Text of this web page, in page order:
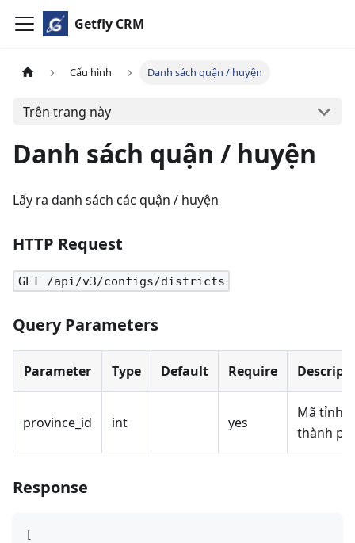
Getfly CRM
Cấu hình Danh sách quận / huyện
Trên trang này
Danh sách quận / huyện
Lấy ra danh sách các quận / huyện
HTTP Request
GET /api/v3/configs/districts
Query Parameters
Parameter Type Default Require
province_id int yes
Mã tỉnh/
thành
Response
[